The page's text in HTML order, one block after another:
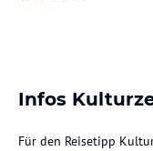
Infos
Für den Reisetipp